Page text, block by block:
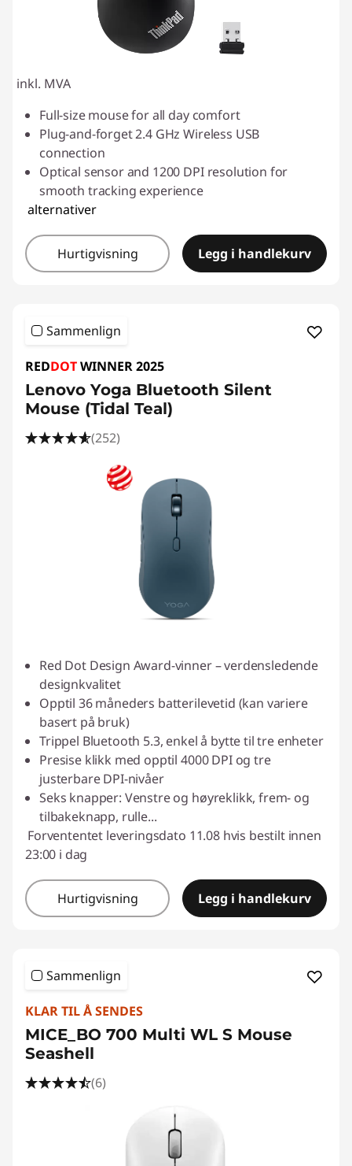
inkl. MVA
Full-size mouse for all day comfort
Plug-and-forget 2.4 GHz Wireless USB
connection
Optical sensor and 1200 DPI resolution for
smooth tracking experience
alternativer
Hurtigvisning Legg i handlekurv
Sammenlign
REDDOTWINNER 2025
Lenovo Yoga Bluetooth Silent
Mouse (Tidal Teal)
(252)
Red Dot Design Award-vinner – verdensledende
designkvalitet
Opptil 36 måneders batterilevetid (kan variere
basert på bruk)
Trippel Bluetooth 5.3, enkel å bytte til tre enheter
Presise klikk med opptil 4000 DPI og tre
justerbare DPI-nivåer
Seks knapper: Venstre og høyreklikk, frem- og
tilbakeknapp, rulle...
Forvententet leveringsdato 11.08 hvis bestilt innen
23:00 i dag
Hurtigvisning Legg i handlekurv
Sammenlign
KLAR TIL Å SENDES
MICE_BO 700 Multi WL S Mouse
Seashell
(6)